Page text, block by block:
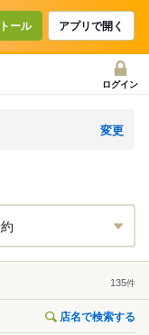
ール アプリで開く
ログイン
変更
135件
店名で検索する